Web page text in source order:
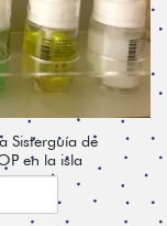
Sisterguía de
en la isla